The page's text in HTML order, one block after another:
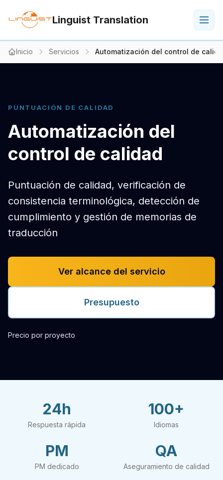
Linguist Translation
Inicio Servicios Automatización del control de
PUNTUACIÓN DE CALIDAD
Automatización del
control de calidad
Puntuación de calidad, verificación de
consistencia terminológica, detección de
cumplimiento y gestión de memorias de
traducción
Ver alcance del servicio
Presupuesto
Precio por proyecto
24h
Respuesta rápida
100+
Idiomas
PM
PM dedicado
QA
Aseguramiento de calidad